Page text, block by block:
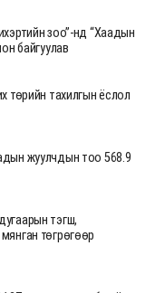
зоо”-нд “Хаадын
байгуулав
төрийн тахилгын ёслол
жуулчдын тоо 568.9
тэгш,
төгрөгөөр